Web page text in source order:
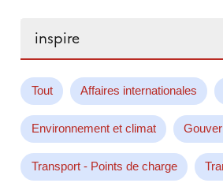
Tout Affaires internationales
Environnement et climat
Transport - Points de charge